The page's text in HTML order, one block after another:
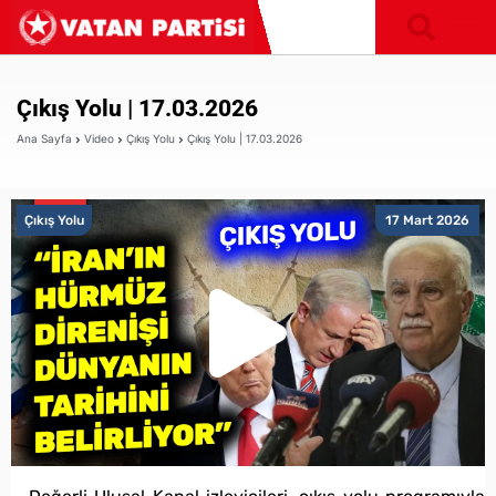
Çıkış Yolu | 17.03.2026
Ana Sayfa Video Çıkış Yolu Çıkış Yolu | 17.03.2026
17 Mart 2026
Çıkış Yolu